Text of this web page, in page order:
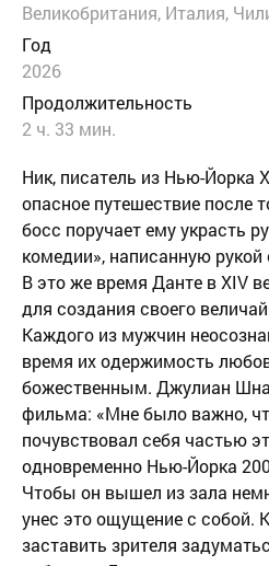
Великобритания, Италия,
Год
2026
Продолжительность
2 ч. 33 мин.
Ник, писатель из Нью-Йорка
опасное путешествие после
босс поручает ему украсть
комедии», написанную
В это же время Данте в XIV
для создания своего
Каждого из мужчин
время их одержимость
божественным. Джулиан
фильма: «Мне было важно,
почувствовал себя частью
одновременно Нью-Йорка
Чтобы он вышел из зала
унес это ощущение с собой.
заставить зрителя